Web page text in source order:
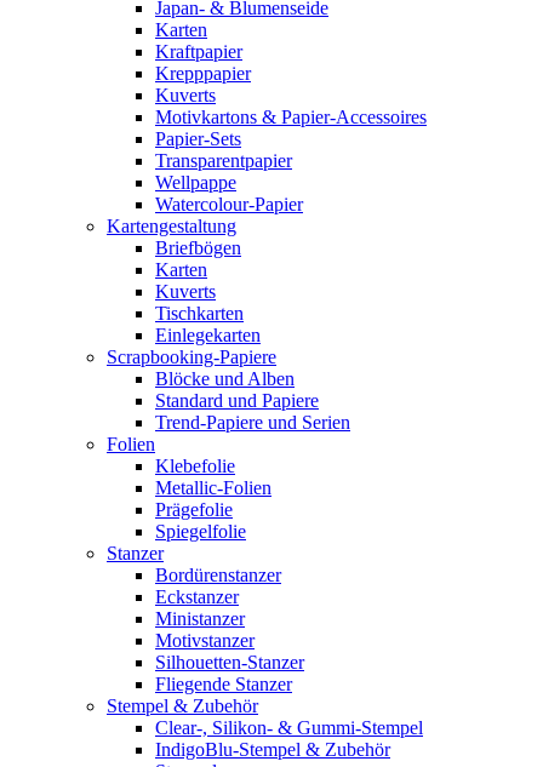
Japan- & Blumenseide
Karten
Kraftpapier
Krepppapier
Kuverts
Motivkartons & Papier-Accessoires
Papier-Sets
Transparentpapier
Wellpappe
Watercolour-Papier
Kartengestaltung
Briefbögen
Karten
Kuverts
Tischkarten
Einlegekarten
Scrapbooking-Papiere
Blöcke und Alben
Standard und Papiere
Trend-Papiere und Serien
Folien
Klebefolie
Metallic-Folien
Prägefolie
Spiegelfolie
Stanzer
Bordürenstanzer
Eckstanzer
Ministanzer
Motivstanzer
Silhouetten-Stanzer
Fliegende Stanzer
Stempel & Zubehör
Clear-, Silikon- & Gummi-Stempel
IndigoBlu-Stempel & Zubehör